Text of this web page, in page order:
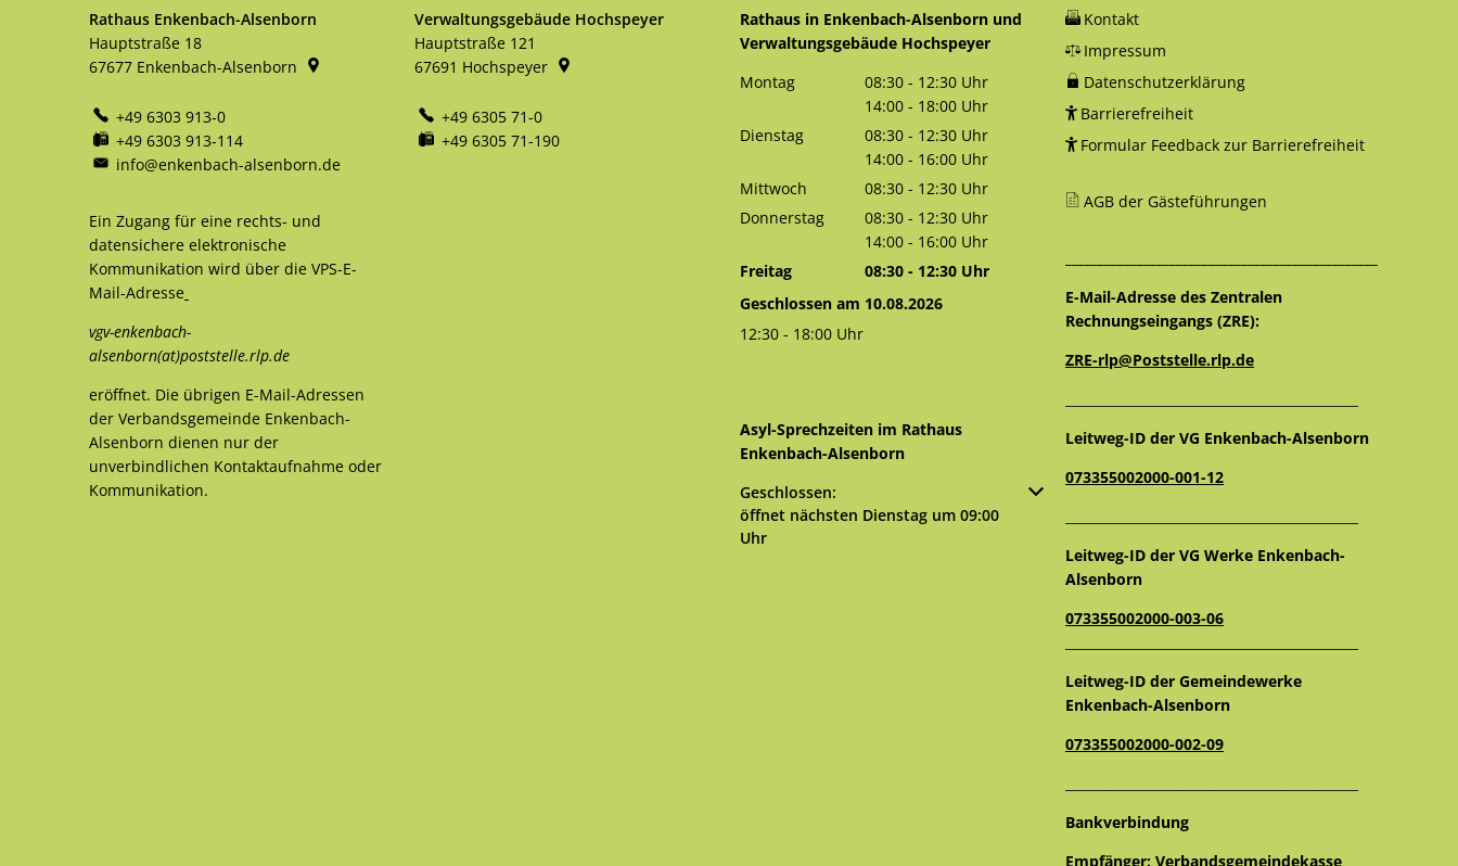
Rathaus Enkenbach-Alsenborn
Hauptstraße 18
67677 Enkenbach-Alsenborn
+49 6303 913-0
+49 6303 913-114
info@enkenbach-alsenborn.de
Ein Zugang für eine rechts- und
datensichere elektronische
Kommunikation wird über die VPS-E-
Mail-Adresse
vgv-enkenbach-
alsenborn(at)poststelle.rlp.de
eröffnet. Die übrigen E-Mail-Adressen
der Verbandsgemeinde Enkenbach-
Alsenborn dienen nur der
unverbindlichen Kontaktaufnahme oder
Kommunikation.
Verwaltungsgebäude Hochspeyer
Hauptstraße 121
67691 Hochspeyer
+49 6305 71-0
+49 6305 71-190
Rathaus in Enkenbach-Alsenborn und
Verwaltungsgebäude Hochspeyer
Montag
08:30 - 12:30 Uhr
Von 08:30 bis 12:30 Uhr
14:00 - 18:00 Uhr
Von 14:00 bis 18:00 Uhr
Dienstag 08:30 - 12:30 Uhr
Von 08:30 bis 12:30 Uhr
14:00 - 16:00 Uhr
Von 14:00 bis 16:00 Uhr
Mittwoch 08:30 - 12:30 Uhr
Von 08:30 bis 12:30 Uhr
Donnerstag 08:30 - 12:30 Uhr
Von 08:30 bis 12:30 Uhr
14:00 - 16:00 Uhr
Von 14:00 bis 16:00 Uhr
Freitag 08:30 - 12:30 Uhr
Von 08:30 bis 12:30 Uhr
Geschlossen am 10.08.2026
12:30 - 18:00 Uhr
Asyl-Sprechzeiten im Rathaus
Enkenbach-Alsenborn
Klicken, um weitere Öffnungs- oder Schließzeiten auszublenden
Geschlossen:
öffnet nächsten Dienstag um 09:00
Uhr
Kontakt
Impressum
Datenschutzerklärung
Barrierefreiheit
Formular Feedback zur Barrierefreiheit
AGB der Gästeführungen
E-Mail-Adresse des Zentralen
Rechnungseingangs (ZRE):
ZRE-rlp@Poststelle.rlp.de
Leitweg-ID der VG Enkenbach-Alsenborn
073355002000-001-12
Leitweg-ID der VG Werke Enkenbach-
Alsenborn
073355002000-003-06
Leitweg-ID der Gemeindewerke
Enkenbach-Alsenborn
073355002000-002-09
Bankverbindung
Empfänger: Verbandsgemeindekasse